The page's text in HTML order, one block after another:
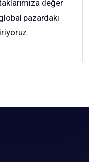
değer
pazardaki